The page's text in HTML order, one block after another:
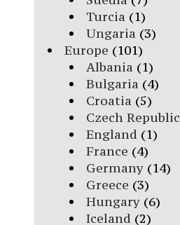
Turcia (1)
Ungaria (3)
Europe (101)
Albania (1)
Bulgaria (4)
Croatia (5)
Czech Republic
England (1)
France (4)
Germany(14)
Greece (3)
Hungary(6)
Iceland (2)